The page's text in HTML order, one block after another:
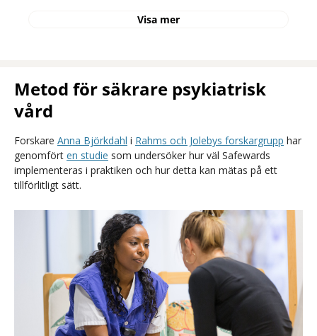
Visa mer
Metod för säkrare psykiatrisk
vård
Forskare Anna Björkdahl i Rahms och Jolebys forskargrupp har
genomfört en studie som undersöker hur väl Safewards
implementeras i praktiken och hur detta kan mätas på ett
tillförlitligt sätt.